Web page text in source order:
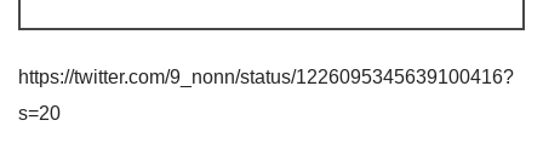
https://twitter.com/9_nonn/status/1226095345639100416?
s=20